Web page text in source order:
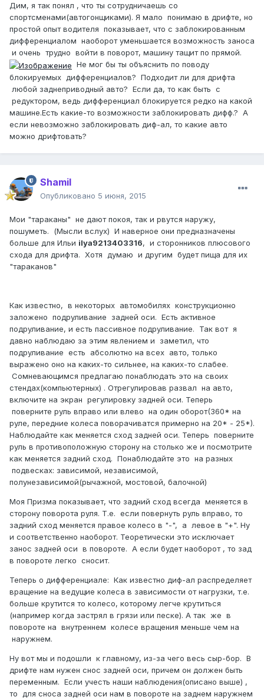
Дим, я так понял , что ты сотрудничаешь со
спортсменами(автогонщиками). Я мало понимаю в дрифте, но
простой опыт водителя показывает, что с заблокированным
дифференциалом наоборот уменьшается возможность заноса
и очень трудно войти в поворот, машину тащит по прямой.
Не мог бы ты объяснить по поводу
блокируемых дифференциалов? Подходит ли для дрифта
любой заднеприводный авто? Если да, то как быть с
редуктором, ведь дифференциал блокируется редко на какой
машине.Есть какие-то возможности заблокировать дифф.? А
если невозможно заблокировать диф-ал, то какие авто
можно дрифтовать?
Shamil
Опубликовано 5 июня, 2015
Мои "тараканы" не дают покоя, так и рвутся наружу,
пошуметь. (Мысли вслух) И наверное они предназначены
больше для Ильи ilya9213403316, и сторонников плюсового
схода для дрифта. Хотя думаю и другим будет пища для их
"тараканов"
Как известно, в некоторых автомобилях конструкционно
заложено подруливание задней оси. Есть активное
подруливание, и есть пассивное подруливание. Так вот я
давно наблюдаю за этим явлением и заметил, что
подруливание есть абсолютно на всех авто, только
выражено оно на каких-то сильнее, на каких-то слабее.
Сомневающимся предлагаю понаблюдать это на своих
стендах(компьютерных) . Отрегулировав развал на авто,
включите на экран регулировку задней оси. Теперь
поверните руль вправо или влево на один оборот(360* на
руле, передние колеса поворачиватся примерно на 20* - 25*).
Наблюдайте как меняется сход задней оси. Теперь поверните
руль в противоположную сторону на столько же и посмотрите
как меняется задний сход. Понаблюдайте это на разных
подвесках: зависимой, независимой,
полунезависимой(рычажной, мостовой, балочной)
Моя Призма показывает, что задний сход всегда меняется в
сторону поворота руля. Т.е. если повернуть руль вправо, то
задний сход меняется правое колесо в "-", а левое в "+". Ну
и соответственно наоборот. Теоретически это исключает
занос задней оси в повороте. А если будет наоборот , то зад
в повороте легко сносит.
Теперь о дифференциале: Как известно диф-ал распределяет
вращение на ведущие колеса в зависимости от нагрузки, т.е.
больше крутится то колесо, которому легче крутиться
(например когда застрял в грязи или песке). А так же в
повороте на внутреннем колесе вращения меньше чем на
наружнем.
Ну вот мы и подошли к главному, из-за чего весь сыр-бор. В
дрифте нам нужен снос задней оси, причем он должен быть
переменным. Если учесть наши наблюдения(описано выше) ,
то для сноса задней оси нам в повороте на заднем наружнем